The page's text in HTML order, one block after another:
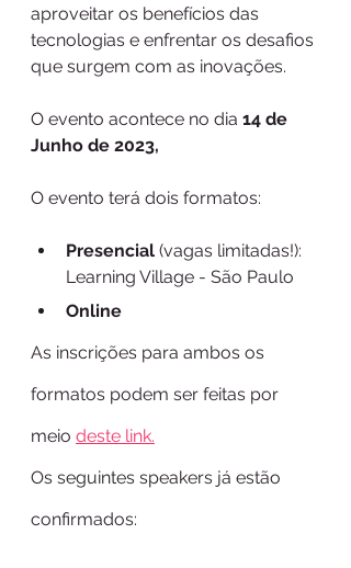
aproveitar os benefícios das
tecnologias e enfrentar os desafios
que surgem com as inovações.
O evento acontece no dia 14 de
Junho de 2023,
O evento terá dois formatos:
Presencial (vagas limitadas!):
Learning Village - São Paulo
Online
As inscrições para ambos os
formatos podem ser feitas por
meio deste link.
Os seguintes speakers já estão
confirmados: